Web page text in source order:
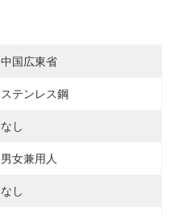
中国広東省
ステンレス鋼
なし
男女兼用人
なし